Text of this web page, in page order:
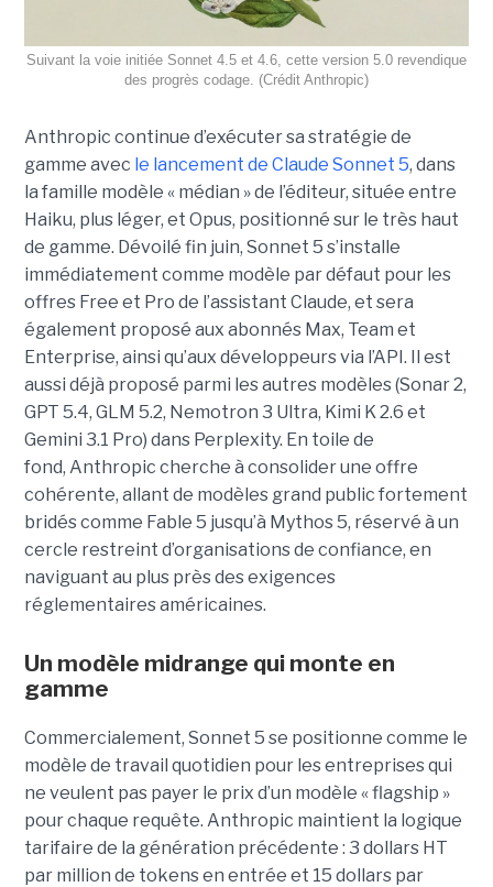
Suivant la voie initiée Sonnet 4.5 et 4.6, cette version 5.0 revendique
des progrès codage. (Crédit Anthropic)
Anthropic continue d’exécuter sa stratégie de
gamme avec le lancement de Claude Sonnet 5, dans
la famille modèle « médian » de l’éditeur, située entre
Haiku, plus léger, et Opus, positionné sur le très haut
de gamme. Dévoilé fin juin, Sonnet 5 s’installe
immédiatement comme modèle par défaut pour les
offres Free et Pro de l’assistant Claude, et sera
également proposé aux abonnés Max, Team et
Enterprise, ainsi qu’aux développeurs via l’API. Il est
aussi déjà proposé parmi les autres modèles (Sonar 2,
GPT 5.4, GLM 5.2, Nemotron 3 Ultra, Kimi K 2.6 et
Gemini 3.1 Pro) dans Perplexity. En toile de
fond, Anthropic cherche à consolider une offre
cohérente, allant de modèles grand public fortement
bridés comme Fable 5 jusqu’à Mythos 5, réservé à un
cercle restreint d’organisations de confiance, en
naviguant au plus près des exigences
réglementaires américaines.
Un modèle midrange qui monte en
gamme
Commercialement, Sonnet 5 se positionne comme le
modèle de travail quotidien pour les entreprises qui
ne veulent pas payer le prix d’un modèle « flagship »
pour chaque requête. Anthropic maintient la logique
tarifaire de la génération précédente : 3 dollars HT
par million de tokens en entrée et 15 dollars par